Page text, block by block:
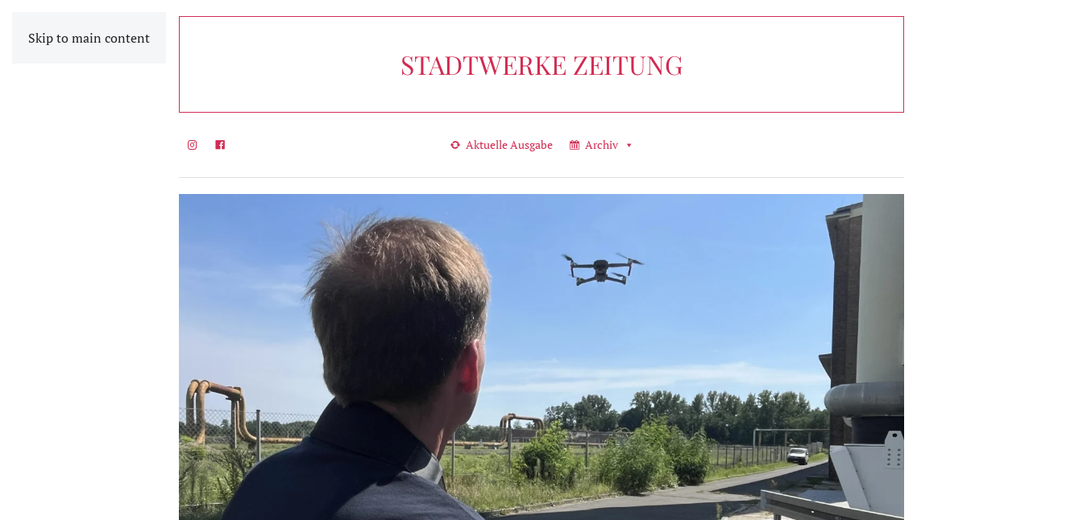
Skip to main content
STADTWERKE ZEITUNG
Aktuelle Ausgabe Archiv